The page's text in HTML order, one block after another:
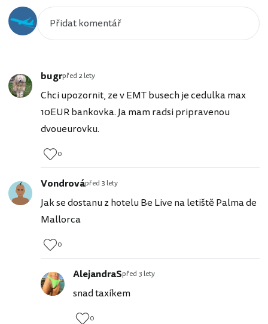
bugrpřed 2 lety
Chci upozornit, ze v EMT busech je cedulka max
10EUR bankovka. Ja mam radsi pripravenou
dvoueurovku.
0
Vondrovápřed 3 lety
Jak se dostanu z hotelu Be Live na letiště Palma de
Mallorca
0
AlejandraSpřed 3 lety
snad taxíkem
0